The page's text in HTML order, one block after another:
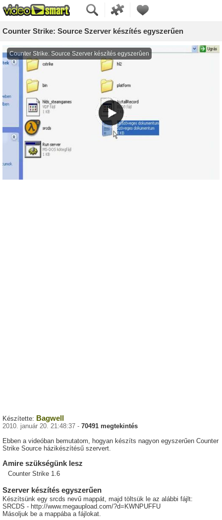
Counter Strike: Source Szerver készítés egyszerűen
Készítette: Bagwell
2010. január 20. 21:48:37 - 70491 megtekintés
Ebben a videóban bemutatom, hogyan készíts nagyon egyszerűen Counter
Strike Source házikészítésű szervert.
Amire szükségünk lesz
Counter Strike 1.6
Szerver készítés egyszerűen
Készítsünk egy srcds nevű mappát, majd töltsük le az alábbi fájlt:
SRCDS - http://www.megaupload.com/?d=KWNPUFFU
Másoljuk be a mappába a fájlokat.